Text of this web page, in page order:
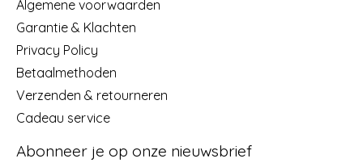
Algemene voorwaarden
Garantie & Klachten
Privacy Policy
Betaalmethoden
Verzenden & retourneren
Cadeau service
Abonneer je op onze nieuwsbrief